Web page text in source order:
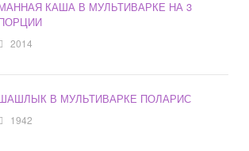
КАША В МУЛЬТИВАРКЕ НА 3
2014
В МУЛЬТИВАРКЕ ПОЛАРИС
1942